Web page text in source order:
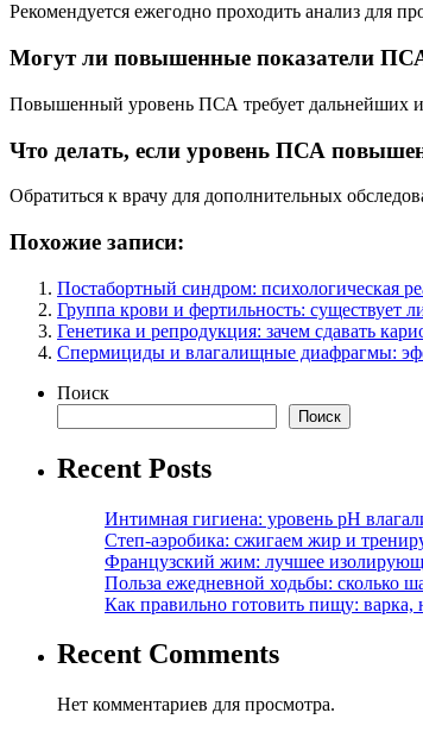
Рекомендуется ежегодно проходить анализ для
Могут ли повышенные показатели ПСА
Повышенный уровень ПСА требует дальнейших
Что делать, если уровень ПСА
Обратиться к врачу для дополнительных
Похожие записи:
Постабортный синдром: психологическая
Группа крови и фертильность: существует
Генетика и репродукция: зачем сдавать
Спермициды и влагалищные диафрагмы:
Поиск
Поиск
Recent Posts
Интимная гигиена: уровень pH
Степ-аэробика: сжигаем жир и
Французский жим: лучшее
Польза ежедневной ходьбы: сколько
Как правильно готовить пищу:
Recent Comments
Нет комментариев для просмотра.